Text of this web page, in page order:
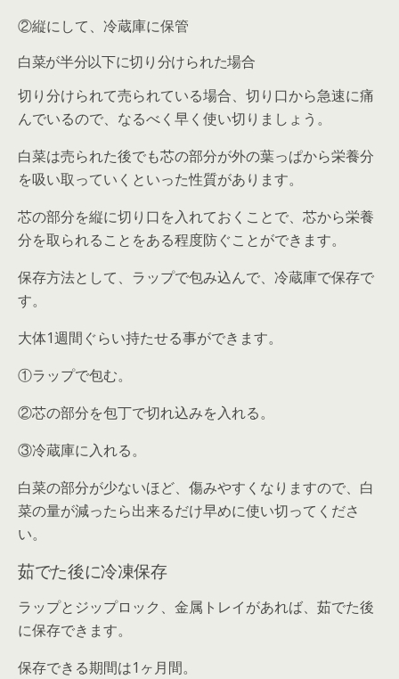
②縦にして、冷蔵庫に保管
白菜が半分以下に切り分けられた場合
切り分けられて売られている場合、切り口から急速に痛
んでいるので、なるべく早く使い切りましょう。
白菜は売られた後でも芯の部分が外の葉っぱから栄養分
を吸い取っていくといった性質があります。
芯の部分を縦に切り口を入れておくことで、芯から栄養
分を取られることをある程度防ぐことができます。
保存方法として、ラップで包み込んで、冷蔵庫で保存で
す。
大体1週間ぐらい持たせる事ができます。
①ラップで包む。
②芯の部分を包丁で切れ込みを入れる。
③冷蔵庫に入れる。
白菜の部分が少ないほど、傷みやすくなりますので、白
菜の量が減ったら出来るだけ早めに使い切ってくださ
い。
茹でた後に冷凍保存
ラップとジップロック、金属トレイがあれば、茹でた後
に保存できます。
保存できる期間は1ヶ月間。